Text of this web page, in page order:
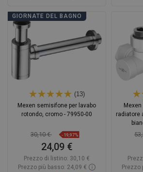
Aggiungi al carrello
Preferito
GIORNATE DEL BAGNO
(13)
Mexen semisifone per lavabo
rotondo, cromo - 79950-00
30,10 € -19,97%
24,09 €
Prezzo di listino: 30,10 €
Prezzo più basso: 24,09 €
Mexen
radiatore
Prezzo